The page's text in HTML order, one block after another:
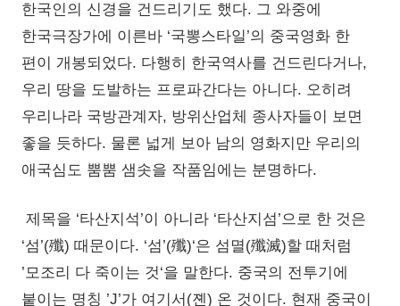
한국인의 신경을 건드리기도 했다. 그 와중에
한국극장가에 이른바 ‘국뽕스타일’의 중국영화 한
편이 개봉되었다. 다행히 한국역사를 건드린다거나,
우리 땅을 도발하는 프로파간다는 아니다. 오히려
우리나라 국방관계자, 방위산업체 종사자들이 보면
좋을 듯하다. 물론 넓게 보아 남의 영화지만 우리의
애국심도 뿜뿜 샘솟을 작품임에는 분명하다.
제목을 ‘타산지석’이 아니라 ‘타산지섬’으로 한 것은
‘섬’(殲) 때문이다. ‘섬’(殲)‘은 섬멸(殲滅)할 때처럼
’모조리 다 죽이는 것‘을 말한다. 중국의 전투기에
붙이는 명칭 ’J’가 여기서(졘) 온 것이다. 현재 중국이